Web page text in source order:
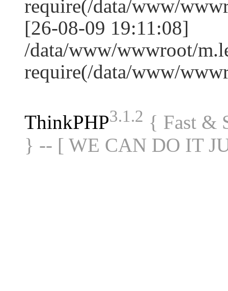
require(/data/www/
[26-08-09 19:11:08]
/data/www/wwwroot/
require(/data/www/
ThinkPHP3.1.2 { Fast &
} -- [ WE CAN DO IT